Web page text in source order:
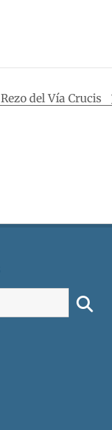
Rezo del Vía Crucis